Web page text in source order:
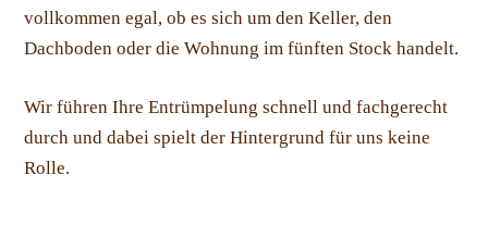
vollkommen egal, ob es sich um den Keller, den
Dachboden oder die Wohnung im fünften Stock handelt.
Wir führen Ihre Entrümpelung schnell und fachgerecht
durch und dabei spielt der Hintergrund für uns keine
Rolle.